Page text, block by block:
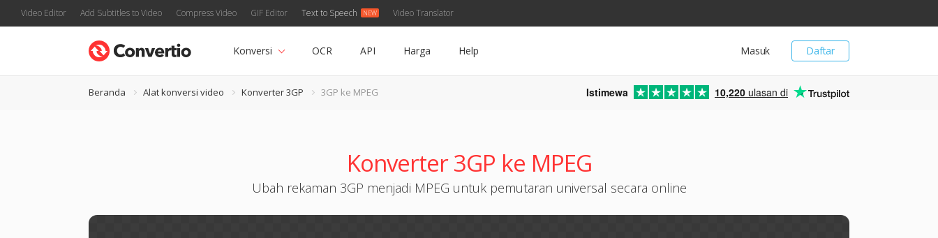
Video Editor Add Subtitles to Video Compress Video GIF Editor Text to Speech Video Translator
Daftar
Masuk
Konversi OCR API Harga Help
Beranda Alat konversi video Konverter 3GP 3GP ke MPEG Istimewa 10,220 ulasan di
Konverter 3GP ke MPEG
Ubah rekaman 3GP menjadi MPEG untuk pemutaran universal secara online